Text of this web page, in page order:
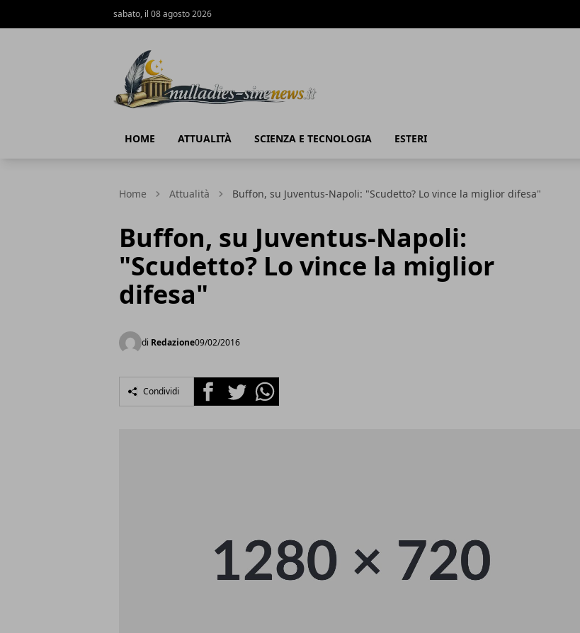
sabato, il 08 agosto 2026
HOME ATTUALITÀ SCIENZA E TECNOLOGIA ESTERI
Home Attualità Buffon, su Juventus-Napoli: "Scudetto? Lo vince la miglior difesa"
Buffon, su Juventus-Napoli:
"Scudetto? Lo vince la miglior
difesa"
di Redazione09/02/2016
Condividi FacebookTwitterWhatsapp